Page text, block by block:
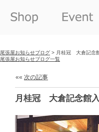
尾張屋お知らせブログ > 月桂冠 大倉記念
尾張屋お知らせブログ一覧
«« 次の記事
月桂冠 大倉記念館